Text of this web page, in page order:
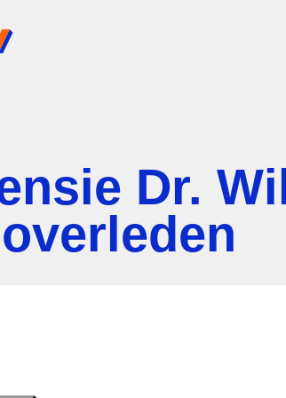
- Ga naar de homepage
Dr.